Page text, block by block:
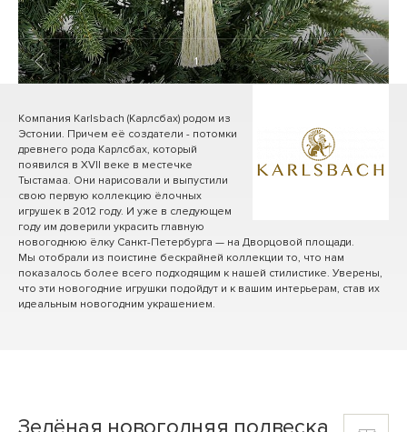
1/ 2
Компания Karlsbach (Карлсбах) родом из
Эстонии. Причем её создатели - потомки
древнего рода Карлсбах, который
появился в XVII веке в местечке
Тыстамаа. Они нарисовали и выпустили
свою первую коллекцию ёлочных
игрушек в 2012 году. И уже в следующем
году им доверили украсить главную
новогоднюю ёлку Санкт-Петербурга — на Дворцовой площади.
Мы отобрали из поистине бескрайней коллекции то, что нам
показалось более всего подходящим к нашей стилистике. Уверены,
что эти новогодние игрушки подойдут и к вашим интерьерам, став их
идеальным новогодним украшением.